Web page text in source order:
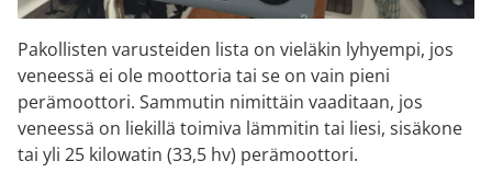
Pakollisten varusteiden lista on vieläkin lyhyempi, jos
veneessä ei ole moottoria tai se on vain pieni
perämoottori. Sammutin nimittäin vaaditaan, jos
veneessä on liekillä toimiva lämmitin tai liesi, sisäkone
tai yli 25 kilowatin (33,5 hv) perämoottori.